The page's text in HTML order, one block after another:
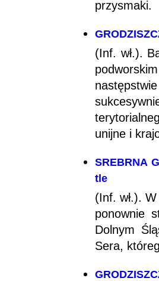
przysmaki.
(Inf. wł.).
unijne i
SREBRNA
tle
(Inf. wł.).
ponownie
Dolnym
Sera,